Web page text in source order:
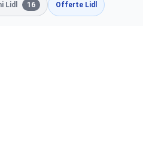
Lidl 16 Offerte Lidl